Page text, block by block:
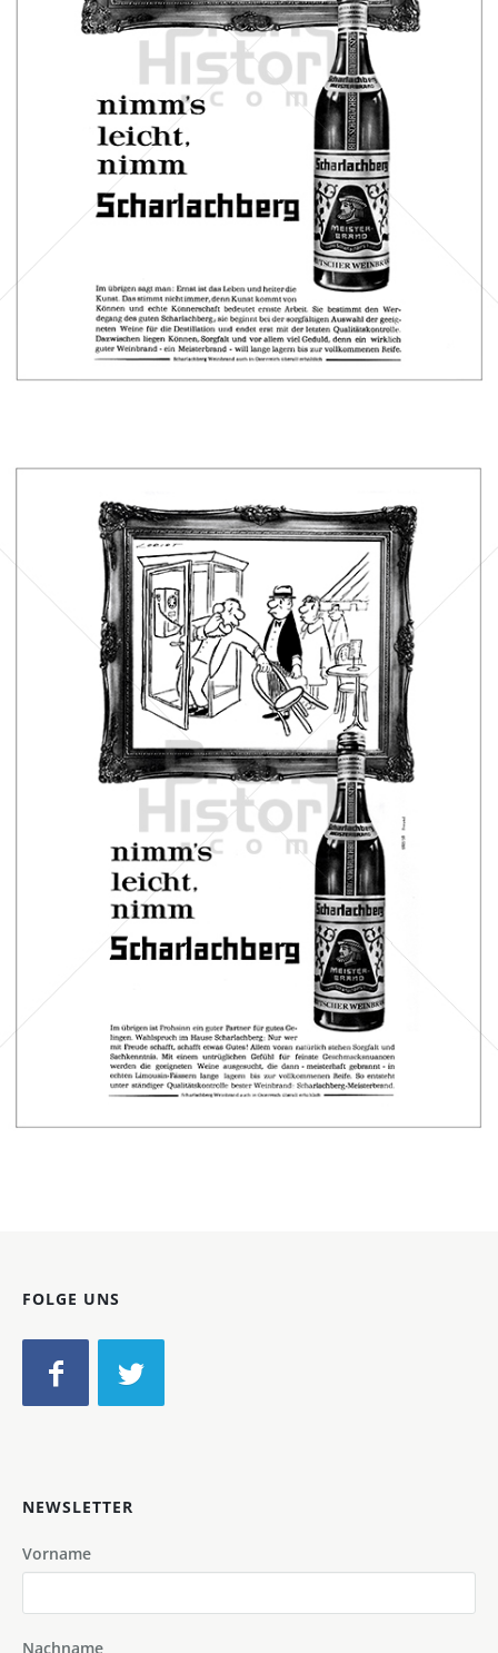
Scharlachberg
Scharlachberg Weinbrennerei, Wiesbaden
1964
Scharlachberg
Scharlachberg Weinbrennerei, Wiesbaden
1964
FOLGE UNS
NEWSLETTER
Vorname
Nachname